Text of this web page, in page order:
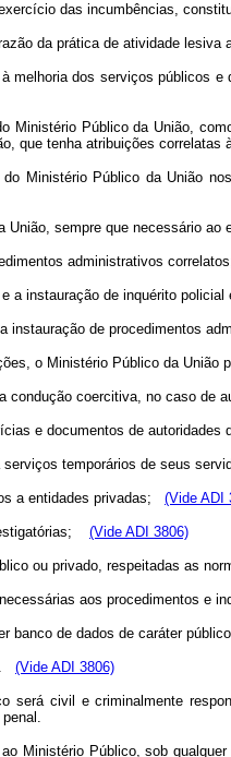
das incumbências,
da prática de atividade
melhoria dos serviços públicos
Ministério Público da União,
que tenha atribuições correlatas
Ministério Público da União
União, sempre que necessário
administrativos
a instauração de inquérito
instauração de procedimentos
o Ministério Público da União
condução coercitiva, no caso de
e documentos de
serviços temporários de seus
a entidades privadas; (Vide ADI
(Vide ADI 3806)
ou privado, respeitadas as
aos procedimentos e
banco de dados de caráter
(Vide ADI 3806)
será civil e criminalmente
ao Ministério Público, sob